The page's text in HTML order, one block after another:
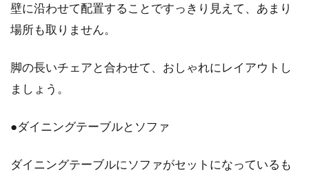
壁に沿わせて配置することですっきり見えて、あまり
場所も取りません。
脚の長いチェアと合わせて、おしゃれにレイアウトし
ましょう。
●ダイニングテーブルとソファ
ダイニングテーブルにソファがセットになっているも